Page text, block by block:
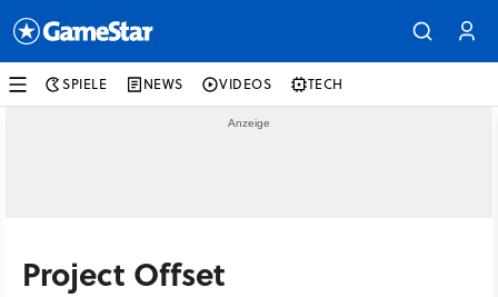
SPIELE NEWS VIDEOS TECH
Project Offset